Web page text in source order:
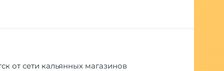
от сети кальянных магазинов